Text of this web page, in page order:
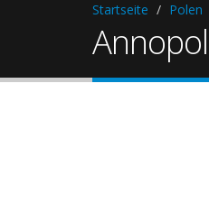
Startseite Polen